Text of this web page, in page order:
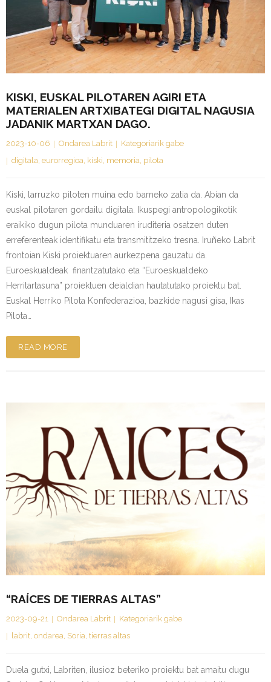
KISKI, EUSKAL PILOTAREN AGIRI ETA
MATERIALEN ARTXIBATEGI DIGITAL NAGUSIA
JADANIK MARTXAN DAGO.
2023-10-06 Ondarea Labrit
Kategoriarik gabe
digitala eurorregioa kiski memoria pilota
Kiski, larruzko piloten muina edo barneko zatia da. Abian da
euskal pilotaren gordailu digitala. Ikuspegi antropologikotik
eraikiko dugun pilota munduaren iruditeria osatzen duten
erreferenteak identifikatu eta transmititzeko tresna. Iruñeko Labrit
frontoian Kiski proiektuaren aurkezpena gauzatu da.
Euroeskualdeak finantzatutako eta “Euroeskualdeko
Herritartasuna” proiektuen deialdian hautatutako proiektu bat.
Euskal Herriko Pilota Konfederazioa, bazkide nagusi gisa, Ikas
Pilota…
READ MORE
“RAÍCES DE TIERRAS ALTAS”
2023-09-21 Ondarea Labrit
Kategoriarik gabe
labrit, ondarea, Soria, tierras altas
Duela gutxi, Labriten, ilusioz beteriko proiektu bat amaitu dugu